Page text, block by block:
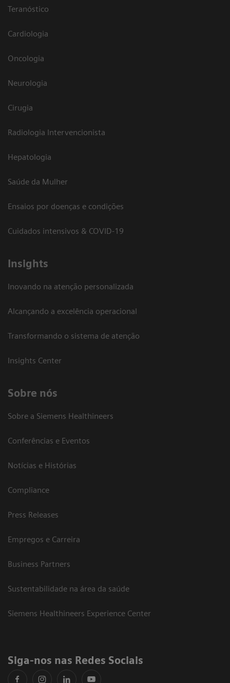
Teranóstico
Cardiologia
Oncologia
Neurologia
Cirugia
Radiologia Intervencionista
Hepatologia
Saúde da Mulher
Ensaios por doenças e condições
Cuidados intensivos & COVID-19
Insights
Inovando na atenção personalizada
Alcançando a excelência operacional
Transformando o sistema de atenção
Insights Center
Sobre nós
Sobre a Siemens Healthineers
Conferências e Eventos
Notícias e Histórias
Compliance
Press Releases
Empregos e Carreira
Business Partners
Sustentabilidade na área da saúde
Siemens Healthineers Experience Center
Siga-nos nas Redes Sociais